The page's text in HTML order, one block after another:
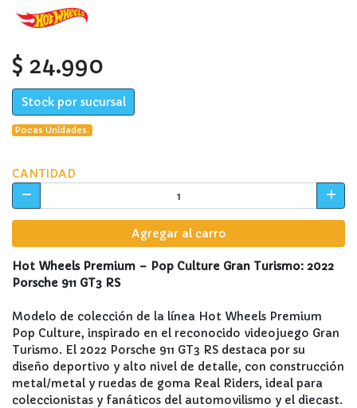
$ 24.990
Stock por sucursal
Pocas Unidades.
CANTIDAD
Agregar al carro
Hot Wheels Premium – Pop Culture Gran Turismo: 2022
Porsche 911 GT3 RS
Modelo de colección de la línea Hot Wheels Premium
Pop Culture, inspirado en el reconocido videojuego Gran
Turismo. El 2022 Porsche 911 GT3 RS destaca por su
diseño deportivo y alto nivel de detalle, con construcción
metal/metal y ruedas de goma Real Riders, ideal para
coleccionistas y fanáticos del automovilismo y el diecast.